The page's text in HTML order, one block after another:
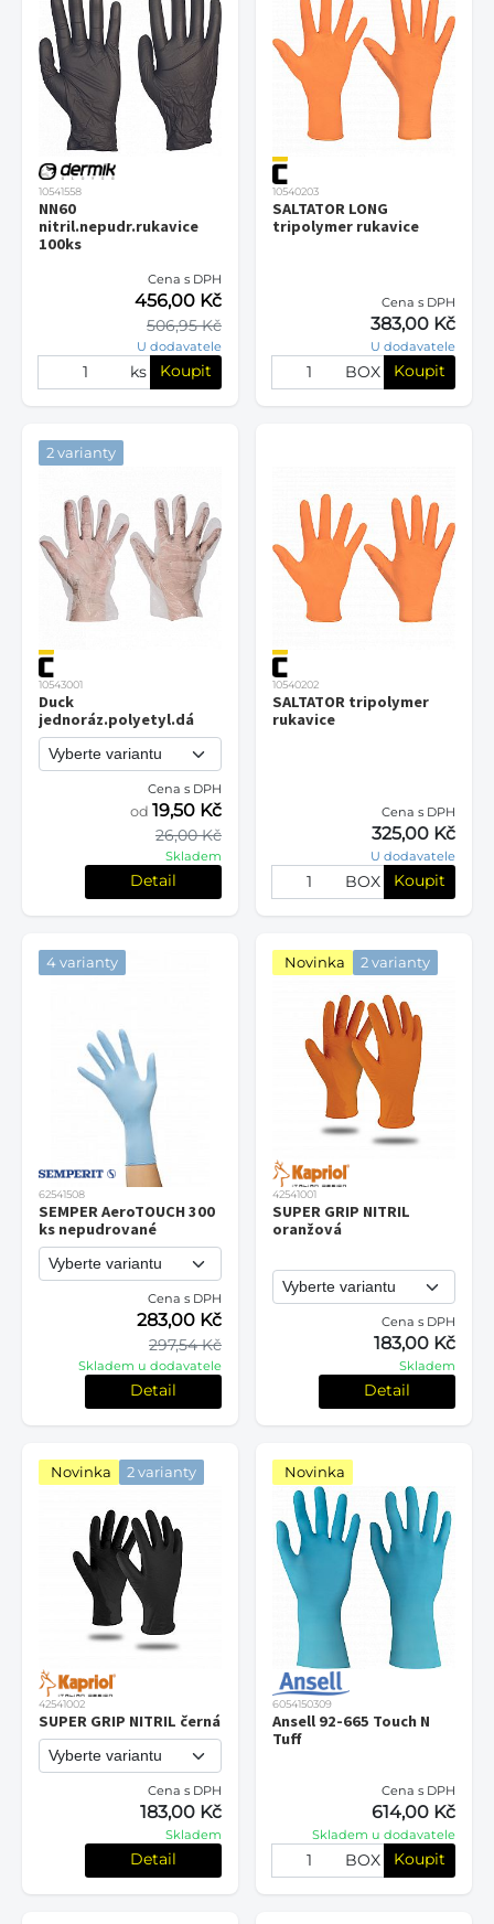
10541558
NN60
nitril.nepudr.rukavice
100ks
Cena s DPH
506,95 Kč
456,00 Kč
U dodavatele
ks Koupit
10540203
SALTATOR LONG
tripolymer rukavice
Cena s DPH
383,00 Kč
U dodavatele
BOX Koupit
2 varianty
10543001
Duck
jednoráz.polyetyl.dá
Cena s DPH
26,00 Kč
od 19,50 Kč
Skladem
Detail
10540202
SALTATOR tripolymer
rukavice
Cena s DPH
325,00 Kč
U dodavatele
BOX Koupit
4 varianty
62541508
SEMPER AeroTOUCH 300
ks nepudrované
Cena s DPH
297,54 Kč
283,00 Kč
Skladem u dodavatele
Detail
Novinka 2 varianty
42541001
SUPER GRIP NITRIL
oranžová
Cena s DPH
183,00 Kč
Skladem
Detail
Novinka 2 varianty
42541002
SUPER GRIP NITRIL černá
Cena s DPH
183,00 Kč
Skladem
Detail
Novinka
6054150309
Ansell 92-665 Touch N
Tuff
Cena s DPH
614,00 Kč
Skladem u dodavatele
BOX Koupit